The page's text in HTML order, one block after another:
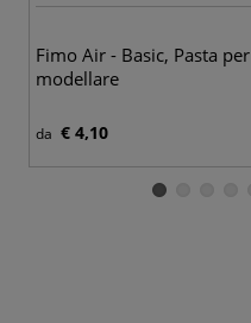
Fimo Air - Basic, Pasta per
modellare
da € 4,10